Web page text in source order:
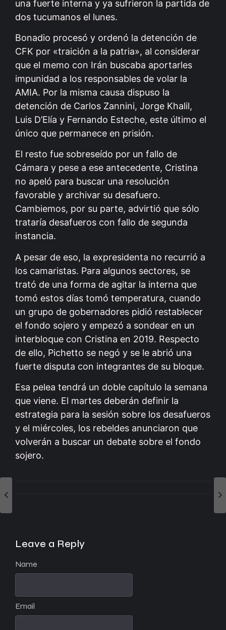
una fuerte interna y ya sufrieron la partida de
dos tucumanos el lunes.
Bonadio procesó y ordenó la detención de
CFK por «traición a la patria», al considerar
que el memo con Irán buscaba aportarles
impunidad a los responsables de volar la
AMIA. Por la misma causa dispuso la
detención de Carlos Zannini, Jorge Khalil,
Luis D’Elía y Fernando Esteche, este último el
único que permanece en prisión.
El resto fue sobreseído por un fallo de
Cámara y pese a ese antecedente, Cristina
no apeló para buscar una resolución
favorable y archivar su desafuero.
Cambiemos, por su parte, advirtió que sólo
trataría desafueros con fallo de segunda
instancia.
A pesar de eso, la expresidenta no recurrió a
los camaristas. Para algunos sectores, se
trató de una forma de agitar la interna que
tomó estos días tomó temperatura, cuando
un grupo de gobernadores pidió restablecer
el fondo sojero y empezó a sondear en un
interbloque con Cristina en 2019. Respecto
de ello, Pichetto se negó y se le abrió una
fuerte disputa con integrantes de su bloque.
Esa pelea tendrá un doble capítulo la semana
que viene. El martes deberán definir la
estrategia para la sesión sobre los desafueros
y el miércoles, los rebeldes anunciaron que
volverán a buscar un debate sobre el fondo
sojero.
Leave a Reply
Name
Email